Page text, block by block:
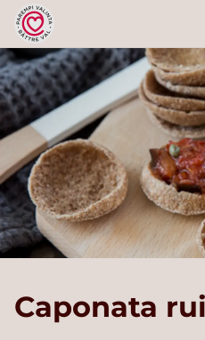
Caponata